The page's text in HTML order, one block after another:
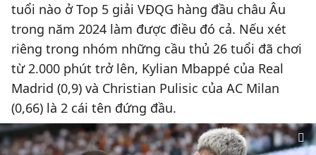
tuổi nào ở Top 5 giải VĐQG hàng đầu châu Âu
trong năm 2024 làm được điều đó cả. Nếu xét
riêng trong nhóm những cầu thủ 26 tuổi đã chơi
từ 2.000 phút trở lên, Kylian Mbappé của Real
Madrid (0,9) và Christian Pulisic của AC Milan
(0,66) là 2 cái tên đứng đầu.